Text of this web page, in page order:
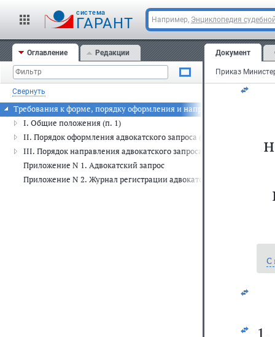
cистема
ГАРАНТ Например, Энциклопедия
Оглавление Редакции
Свернуть
Требования к форме, порядку оформления и направления
I. Общие положения (п. 1)
II. Порядок оформления адвокатского запроса (п.п. 2 - 6)
III. Порядок направления адвокатского запроса (п.п. 7 - 9)
Приложение N 1. Адвокатский запрос
Приложение N 2. Журнал регистрации адвокатских запросов
Документ
С